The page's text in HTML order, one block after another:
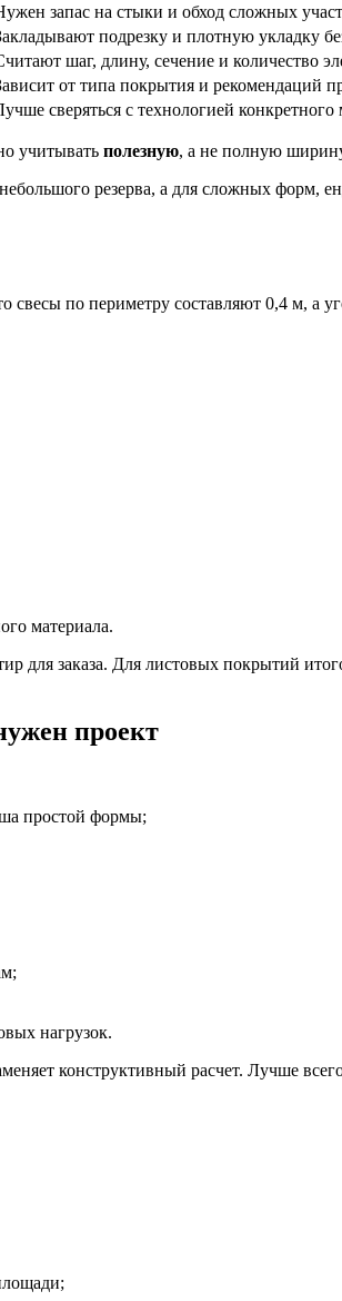
запас на стыки и обход сложных
подрезку и плотную укладку
шаг, длину, сечение и количество
от типа покрытия и рекомендаций
сверяться с технологией конкретного
учитывать полезную, а не полную
резерва, а для сложных форм,
по периметру составляют 0,4 м, а
материала.
для заказа. Для листовых покрытий
проект
простой формы;
нагрузок.
конструктивный расчет. Лучше